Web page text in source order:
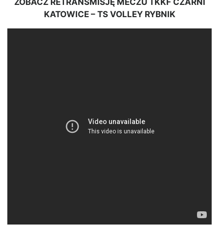
ZOBACZ RETRANSMISJĘ MECZU TKKF CZARNI
KATOWICE – TS VOLLEY RYBNIK